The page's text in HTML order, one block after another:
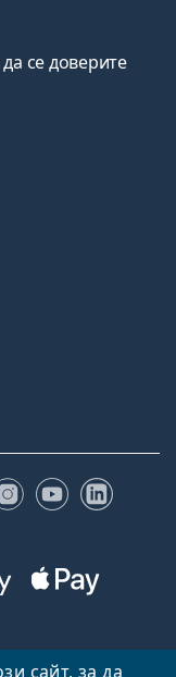
сайт, за да
се доверите
Instagram
YouTube